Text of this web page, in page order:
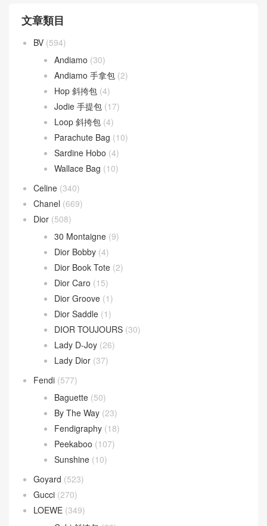
文章類目
BV (594)
Andiamo (30)
Andiamo 手拿包 (2)
Hop 斜挎包 (4)
Jodie 手提包 (17)
Loop 斜挎包 (4)
Parachute Bag (10)
Sardine Hobo (4)
Wallace Bag (10)
Celine (340)
Chanel (669)
Dior (508)
30 Montaigne (9)
Dior Bobby (4)
Dior Book Tote (2)
Dior Caro (15)
Dior Groove (1)
Dior Saddle (1)
DIOR TOUJOURS (30)
Lady D-Joy (26)
Lady Dior (37)
Fendi (577)
Baguette (50)
By The Way (23)
Fendigraphy (18)
Peekaboo (107)
Sunshine (10)
Goyard (523)
Gucci (270)
LOEWE (349)